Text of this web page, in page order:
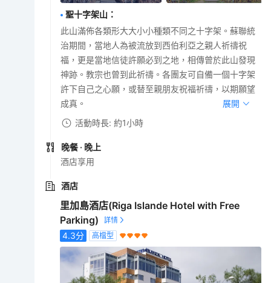
聖十字架山 ：
此山滿佈各類形大大小小種類不同之十字架。蘇聯統
治期間，當地人為被流放到西伯利亞之親人祈禱祝
福，更是當地信徒許願必到之地，相傳曾於此山發現
神跡。教宗也曾到此祈禱。各團友可自備一個十字架
許下自己之心願，或替至親朋友祝福祈禱，以期願望
成真。
展開
活動時長: 約1小時
晚餐 · 晚上
酒店享用
酒店
里加島酒店(Riga Islande Hotel with Free
Parking)
4.3分 高檔型